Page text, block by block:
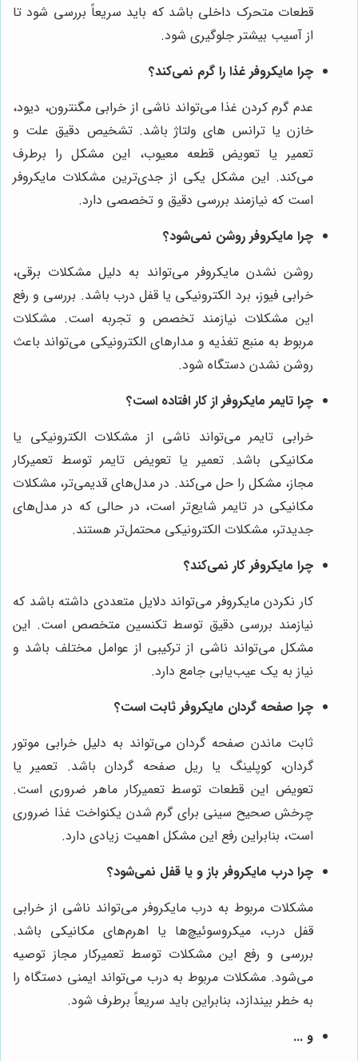
قطعات متحرک داخلی باشد که باید سریعاً بررسی شود تا
از آسیب بیشتر جلوگیری شود.
چرا مایکروفر غذا را گرم نمی‌کند؟
عدم گرم کردن غذا می‌تواند ناشی از خرابی مگنترون، دیود،
خازن یا ترانس های ولتاژ باشد. تشخیص دقیق علت و
تعمیر یا تعویض قطعه معیوب، این مشکل را برطرف
می‌کند. این مشکل یکی از جدی‌ترین مشکلات مایکروفر
است که نیازمند بررسی دقیق و تخصصی دارد.
چرا مایکروفر روشن نمی‌شود؟
روشن نشدن مایکروفر می‌تواند به دلیل مشکلات برقی،
خرابی فیوز، برد الکترونیکی یا قفل درب باشد. بررسی و رفع
این مشکلات نیازمند تخصص و تجربه است. مشکلات
مربوط به منبع تغذیه و مدارهای الکترونیکی می‌تواند باعث
روشن نشدن دستگاه شود.
چرا تایمر مایکروفر از کار افتاده است؟
خرابی تایمر می‌تواند ناشی از مشکلات الکترونیکی یا
مکانیکی باشد. تعمیر یا تعویض تایمر توسط تعمیرکار
مجاز، مشکل را حل می‌کند. در مدل‌های قدیمی‌تر، مشکلات
مکانیکی در تایمر شایع‌تر است، در حالی که در مدل‌های
جدیدتر، مشکلات الکترونیکی محتمل‌تر هستند.
چرا مایکروفر کار نمی‌کند؟
کار نکردن مایکروفر می‌تواند دلایل متعددی داشته باشد که
نیازمند بررسی دقیق توسط تکنسین متخصص است. این
مشکل می‌تواند ناشی از ترکیبی از عوامل مختلف باشد و
نیاز به یک عیب‌یابی جامع دارد.
چرا صفحه گردان مایکروفر ثابت است؟
ثابت ماندن صفحه گردان می‌تواند به دلیل خرابی موتور
گردان، کوپلینگ یا ریل صفحه گردان باشد. تعمیر یا
تعویض این قطعات توسط تعمیرکار ماهر ضروری است.
چرخش صحیح سینی برای گرم شدن یکنواخت غذا ضروری
است، بنابراین رفع این مشکل اهمیت زیادی دارد.
چرا درب مایکروفر باز و یا قفل نمی‌شود؟
مشکلات مربوط به درب مایکروفر می‌تواند ناشی از خرابی
قفل درب، میکروسوئیچ‌ها یا اهرم‌های مکانیکی باشد.
بررسی و رفع این مشکلات توسط تعمیرکار مجاز توصیه
می‌شود. مشکلات مربوط به درب می‌تواند ایمنی دستگاه را
به خطر بیندازد، بنابراین باید سریعاً برطرف شود.
و ...